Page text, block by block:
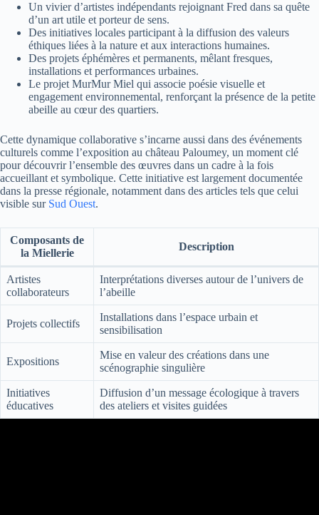
Un vivier d’artistes indépendants rejoignant Fred dans sa quête
d’un art utile et porteur de sens.
Des initiatives locales participant à la diffusion des valeurs
éthiques liées à la nature et aux interactions humaines.
Des projets éphémères et permanents, mêlant fresques,
installations et performances urbaines.
Le projet MurMur Miel qui associe poésie visuelle et
engagement environnemental, renforçant la présence de la petite
abeille au cœur des quartiers.
Cette dynamique collaborative s’incarne aussi dans des événements
culturels comme l’exposition au château Paloumey, un moment clé
pour découvrir l’ensemble des œuvres dans un cadre à la fois
accueillant et symbolique. Cette initiative est largement documentée
dans la presse régionale, notamment dans des articles tels que celui
visible sur Sud Ouest.
Composants de
la Miellerie
Description
Artistes
collaborateurs
Interprétations diverses autour de l’univers de
l’abeille
Projets collectifs
Installations dans l’espace urbain et
sensibilisation
Expositions
Mise en valeur des créations dans une
scénographie singulière
Initiatives
éducatives
Diffusion d’un message écologique à travers
des ateliers et visites guidées